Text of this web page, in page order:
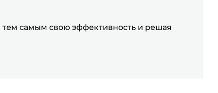
самым свою эффективность и решая